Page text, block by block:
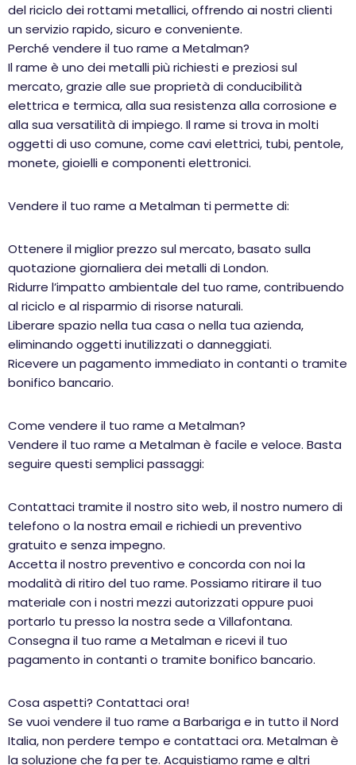
del riciclo dei rottami metallici, offrendo ai nostri clienti
un servizio rapido, sicuro e conveniente.
Perché vendere il tuo rame a Metalman?
Il rame è uno dei metalli più richiesti e preziosi sul
mercato, grazie alle sue proprietà di conducibilità
elettrica e termica, alla sua resistenza alla corrosione e
alla sua versatilità di impiego. Il rame si trova in molti
oggetti di uso comune, come cavi elettrici, tubi, pentole,
monete, gioielli e componenti elettronici.
Vendere il tuo rame a Metalman ti permette di:
Ottenere il miglior prezzo sul mercato, basato sulla
quotazione giornaliera dei metalli di London.
Ridurre l’impatto ambientale del tuo rame, contribuendo
al riciclo e al risparmio di risorse naturali.
Liberare spazio nella tua casa o nella tua azienda,
eliminando oggetti inutilizzati o danneggiati.
Ricevere un pagamento immediato in contanti o tramite
bonifico bancario.
Come vendere il tuo rame a Metalman?
Vendere il tuo rame a Metalman è facile e veloce. Basta
seguire questi semplici passaggi:
Contattaci tramite il nostro sito web, il nostro numero di
telefono o la nostra email e richiedi un preventivo
gratuito e senza impegno.
Accetta il nostro preventivo e concorda con noi la
modalità di ritiro del tuo rame. Possiamo ritirare il tuo
materiale con i nostri mezzi autorizzati oppure puoi
portarlo tu presso la nostra sede a Villafontana.
Consegna il tuo rame a Metalman e ricevi il tuo
pagamento in contanti o tramite bonifico bancario.
Cosa aspetti? Contattaci ora!
Se vuoi vendere il tuo rame a Barbariga e in tutto il Nord
Italia, non perdere tempo e contattaci ora. Metalman è
la soluzione che fa per te. Acquistiamo rame e altri